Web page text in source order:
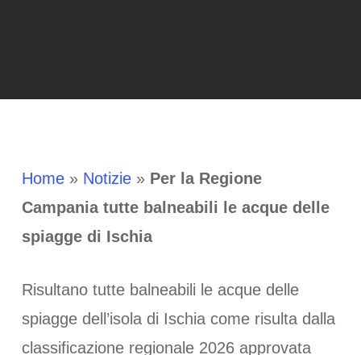
Home» Notizie» Per la Regione
Campania tutte balneabili le acque delle
spiagge di Ischia
Risultano tutte balneabili le acque delle
spiagge dell’isola di Ischia come risulta dalla
classificazione regionale 2026 approvata